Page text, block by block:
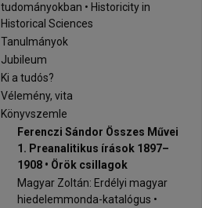
tudományokban • Historicity in
Historical Sciences
Tanulmányok
Jubileum
Ki a tudós?
Vélemény, vita
Könyvszemle
Ferenczi Sándor Összes Művei
1. Preanalitikus írások 1897–
1908 • Örök csillagok
Magyar Zoltán: Erdélyi magyar
hiedelemmonda-katalógus •